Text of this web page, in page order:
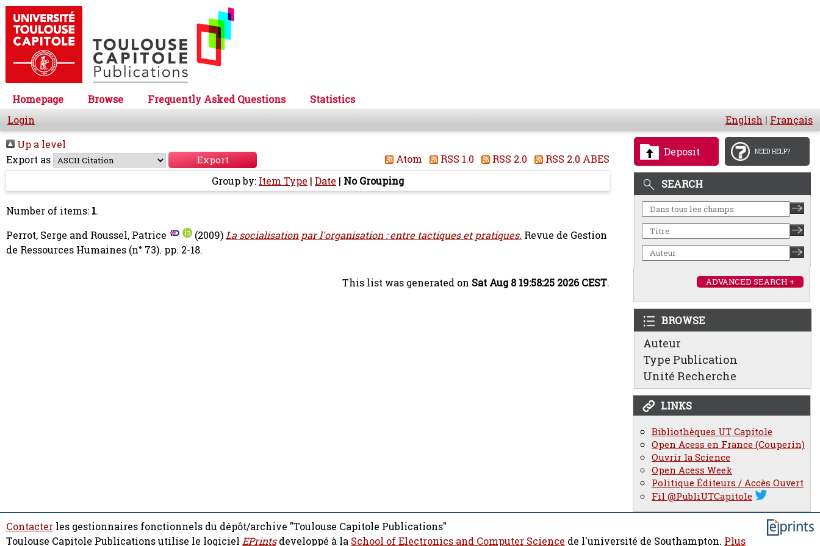
Homepage Browse Frequently Asked Questions
Statistics
Login
English | Français
Deposit NEED HELP?
SEARCH
ADVANCED SEARCH +
BROWSE
Auteur
Type Publication
Unité Recherche
LINKS
Bibliothèques UT Capitole
Open Acess en France (Couperin)
Ouvrir la Science
Open Acess Week
Politique Éditeurs / Accès Ouvert
Fil @PubliUTCapitole
Up a level
Export as
Atom RSS 1.0 RSS 2.0
RSS 2.0 ABES
Group by: Item Type | Date | No Grouping
Number of items: 1.
Perrot, Serge and Roussel, Patrice (2009)La socialisation par l'organisation : entre tactiques et pratiques. Revue de Gestion
de Ressources Humaines (n° 73). pp. 2-18.
This list was generated on Sat Aug 8 19:58:25 2026 CEST.
Contacter les gestionnaires fonctionnels du dépôt/archive "Toulouse Capitole Publications"
Toulouse Capitole Publications utilise le logiciel EPrintsdeveloppé à la School of Electronics and Computer Science de l'université de Southampton. Plus